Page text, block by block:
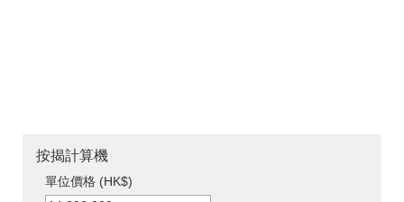
按揭計算機
單位價格 (HK$)